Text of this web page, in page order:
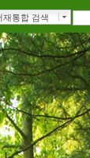
재통합 검색